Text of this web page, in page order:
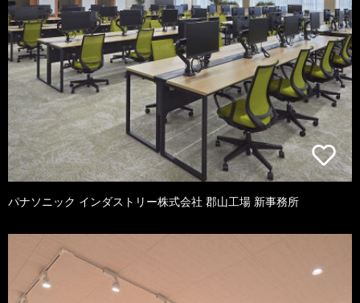
パナソニック インダストリー株式会社 郡山工場 新事務所